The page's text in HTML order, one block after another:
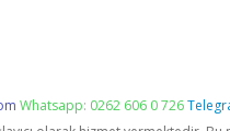
Whatsapp: 0262 606 0 726